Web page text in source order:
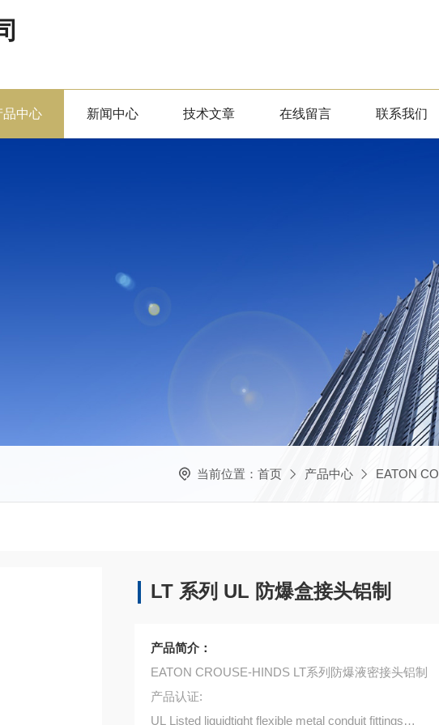
品中心 新闻中心 技术文章 在线留言 联系我们
当前位置： 首页 产品中心 EATON
LT 系列 UL 防爆盒接头铝制
产品简介：
EATON CROUSE-HINDS LT系列防爆液密接头铝制
产品认证:
UL Listed liquidtight flexible metal conduit fittings